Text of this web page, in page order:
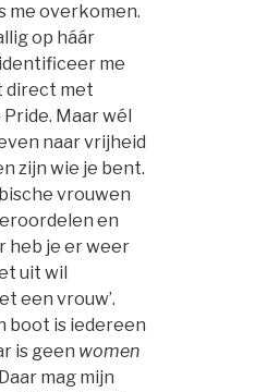
me overkomen.
op háár
me
direct met
Maar wél
naar vrijheid
zijn wie je bent.
vrouwen
en
heb je er weer
uit wil
een vrouw’.
boot is iedereen
is geen women
mag mijn